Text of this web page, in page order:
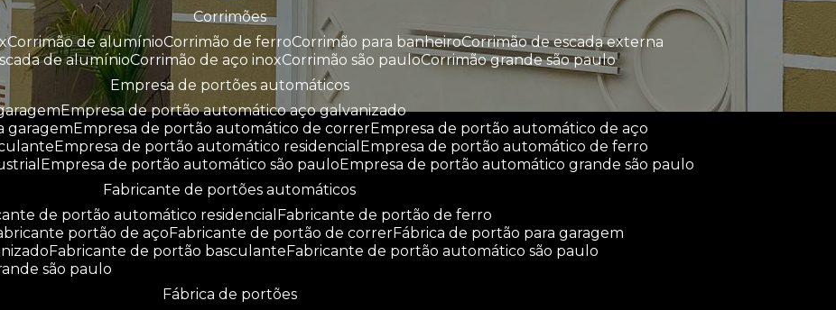
corrimões
corrimão de alumínio corrimão de ferro corrimão para banheiro corrimão de escada externa
de alumínio corrimão de aço inox corrimão são paulo corrimão grande são paulo
empresa de portões automáticos
empresa de portão automático aço galvanizado
garagem
empresa de portão automático de correr
empresa de portão automático de aço
empresa de portão automático residencial
empresa de portão automático de ferro
empresa de portão automático são paulo
empresa de portão automático grande são paulo
fabricante de portões automáticos
de portão automático residencial
fabricante de portão de ferro
portão de aço fabricante de portão de correr fábrica de portão para garagem
fabricante de portão basculante
fabricante de portão automático são paulo
são paulo
fábrica de portões